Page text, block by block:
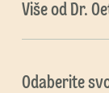
Više od Dr.
Odaberite